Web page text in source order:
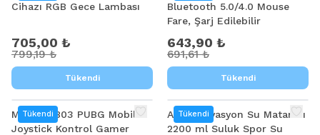
Cihazı RGB Gece Lambası
705,00 ₺
799,19 ₺
Tükendi
Bluetooth 5.0/4.0 Mouse
Fare, Şarj Edilebilir
643,90 ₺
691,61 ₺
Tükendi
Tükendi
MEMO MB03 PUBG Mobile
Joystick Kontrol Gamer
Tükendi
Ally Motivasyon Su Matarası
2200 ml Suluk Spor Su